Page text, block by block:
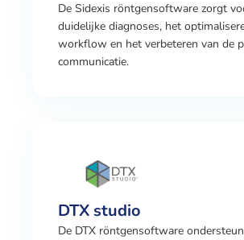
De Sidexis röntgensoftware zorgt
duidelijke diagnoses, het
workflow en het verbeteren van de
communicatie.
DTX studio
De DTX röntgensoftware